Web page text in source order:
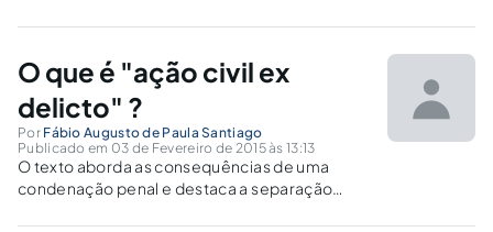
as redes sociais à luz das normas jurídicas
O que é "ação civil ex
delicto" ?
Por Fábio Augusto de Paula Santiago
Publicado em 03 de Fevereiro de 2015 às 13:13
O texto aborda as consequências de uma
condenação penal e destaca a separação